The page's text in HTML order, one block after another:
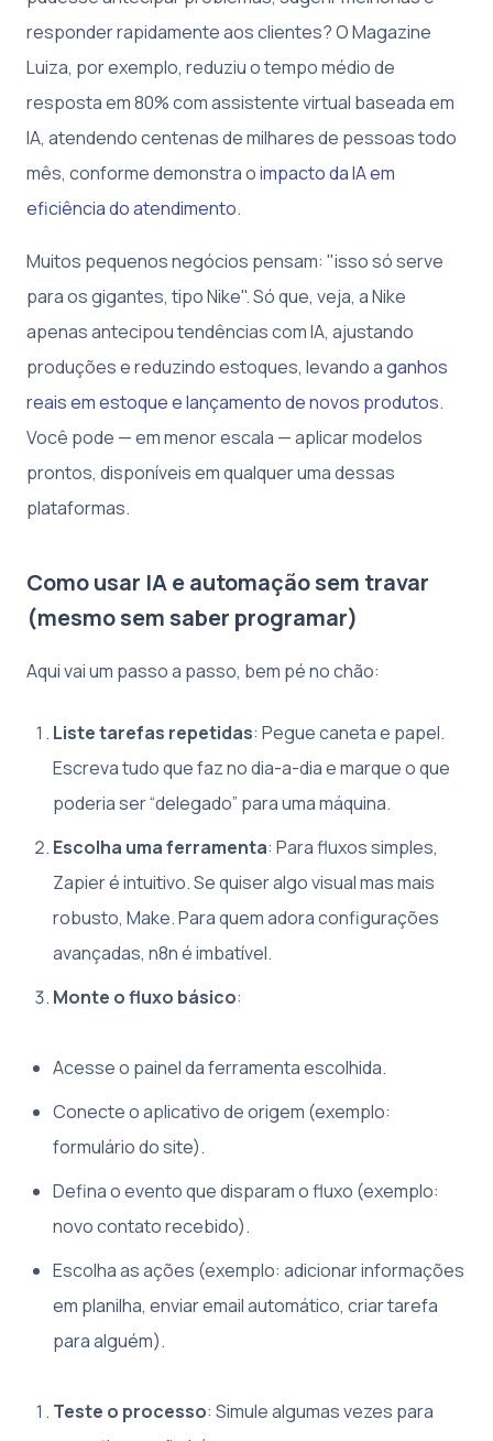
responder rapidamente aos clientes? O Magazine
Luiza, por exemplo, reduziu o tempo médio de
resposta em 80% com assistente virtual baseada em
IA, atendendo centenas de milhares de pessoas todo
mês, conforme demonstra oimpacto da IA em
eficiência do atendimento.
Muitos pequenos negócios pensam: "isso só serve
para os gigantes, tipo Nike". Só que, veja, a Nike
apenas antecipou tendências com IA, ajustando
produções e reduzindo estoques, levando aganhos
reais em estoque e lançamento de novos produtos.
Você pode — em menor escala — aplicar modelos
prontos, disponíveis em qualquer uma dessas
plataformas.
Como usar IA e automação sem travar
(mesmo sem saber programar)
Aqui vai um passo a passo, bem pé no chão:
Liste tarefas repetidas: Pegue caneta e papel.
Escreva tudo que faz no dia-a-dia e marque o que
poderia ser “delegado” para uma máquina.
Escolha uma ferramenta: Para fluxos simples,
Zapier é intuitivo. Se quiser algo visual mas mais
robusto, Make. Para quem adora configurações
avançadas, n8n é imbatível.
Monte o fluxo básico:
Acesse o painel da ferramenta escolhida.
Conecte o aplicativo de origem (exemplo:
formulário do site).
Defina o evento que disparam o fluxo (exemplo:
novo contato recebido).
Escolha as ações (exemplo: adicionar informações
em planilha, enviar email automático, criar tarefa
para alguém).
Teste o processo: Simule algumas vezes para